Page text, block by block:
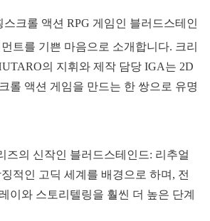
스크롤 액션 RPG 게임인 블러드스테인
트를 기쁜 마음으로 소개합니다. 크리
의 지휘와 제작 담당 IGA는 2D
롤 액션 게임을 만드는 한 쌍으로 유명
즈의 신작인 블러드스테인드: 리추얼
적인 고딕 세계를 배경으로 하며, 전
이와 스토리텔링을 훨씬 더 높은 단계